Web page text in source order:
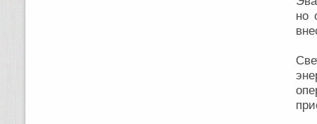
но